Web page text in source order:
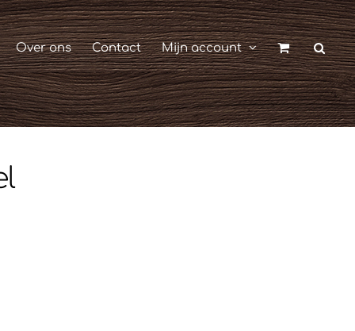
Over ons Contact Mijn account